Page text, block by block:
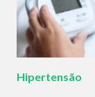
Hipertensão